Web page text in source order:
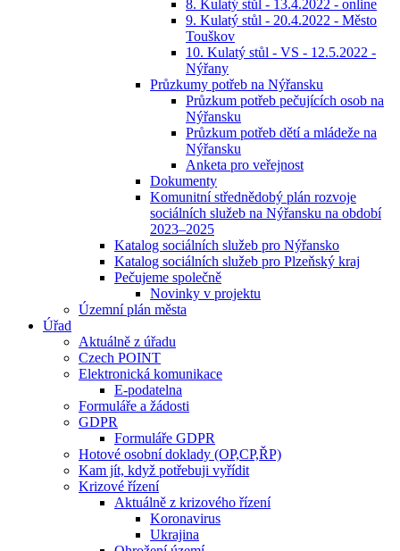
8. Kulatý stůl - 13.4.2022 - online
9. Kulatý stůl - 20.4.2022 - Město
Touškov
10. Kulatý stůl - VS - 12.5.2022 -
Nýřany
Průzkumy potřeb na Nýřansku
Průzkum potřeb pečujících osob na
Nýřansku
Průzkum potřeb dětí a mládeže na
Nýřansku
Anketa pro veřejnost
Dokumenty
Komunitní střednědobý plán rozvoje
sociálních služeb na Nýřansku na období
2023–2025
Katalog sociálních služeb pro Nýřansko
Katalog sociálních služeb pro Plzeňský kraj
Pečujeme společně
Novinky v projektu
Územní plán města
Úřad
Aktuálně z úřadu
Czech POINT
Elektronická komunikace
E-podatelna
Formuláře a žádosti
GDPR
Formuláře GDPR
Hotové osobní doklady (OP,CP,ŘP)
Kam jít, když potřebuji vyřídit
Krizové řízení
Aktuálně z krizového řízení
Koronavirus
Ukrajina